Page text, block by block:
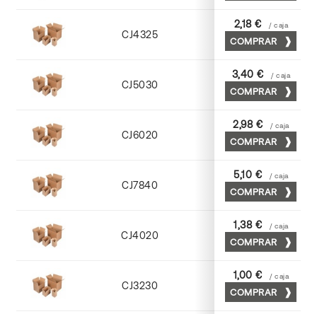
CJ4325
Cuero
2,18 € / caja
COMPRAR
CJ5030
Cuero
3,40 € / caja
COMPRAR
CJ6020
Cuero
2,98 € / caja
COMPRAR
CJ7840
Cuero
5,10 € / caja
COMPRAR
CJ4020
Kraft
1,38 € / caja
COMPRAR
CJ3230
Kraft
1,00 € / caja
COMPRAR